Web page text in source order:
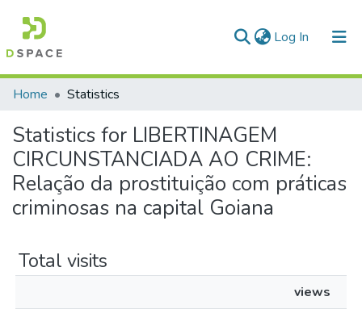
Log In (current)
Communities & Collections
All of DSpace
Home Statistics
Statistics for LIBERTINAGEM
CIRCUNSTANCIADA AO CRIME:
Relação da prostituição com práticas
criminosas na capital Goiana
Total visits
views